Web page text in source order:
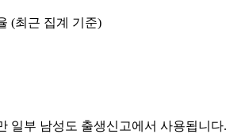
(최근 집계 기준)
일부 남성도 출생신고에서 사용됩니다.